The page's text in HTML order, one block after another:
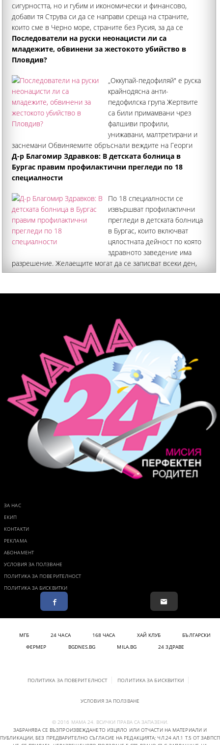
сигурността, но и губим и икономически и финансово,
добави тя Струва си да се направи среща на страните,
които сме в Черно море, страните без Русия, за да се
гарантира сигурността му
Последователи на руски неонацисти ли са
младежите, обвинени за жестокото убийство в
Пловдив?
„Оккупай-педофиляй" е руска
крайнодясна анти-
педофилска група Жертвите
са били примамвани чрез
фалшиви профили,
унижавани, малтретирани и
заснемани Обвиняемите обръснали веждите на Георги
Кузев, рисували свастики по тялото му и гасили фасове в
него Публикации в социалните мрежи свързаха случая с
жестокото нападение над мъж в Пловдив с руското
Д-р Благомир Здравков: В детската болница в
Бургас правим профилактични прегледи по 18
специалности
По 18 специалности се
извършват профилактични
прегледи в детската болница
в Бургас, които включват
цялостната дейност по която
здравното заведение има
разрешение. Желаещите могат да се записват всеки ден,
прегледите са анонсирани до края на месеца, а може и да
Благомир Здравков
ЗА НАС
ЕКИП
КОНТАКТИ
РЕКЛАМА
АБОНАМЕНТ
УСЛОВИЯ ЗА ПОЛЗВАНЕ
ПОЛИТИКА ЗА ПОВЕРИТЕЛНОСТ
ПОЛИТИКА ЗА БИСКВИТКИ
МГБ 24 ЧАСА 168 ЧАСА ХАЙ КЛУБ
БЪЛГАРСКИ
ФЕРМЕР
BGDNES.BG MILA.BG 24 ЗДРАВЕ
ПОЛИТИКА ЗА ПОВЕРИТЕЛНОСТ ПОЛИТИКА ЗА БИСКВИТКИ
УСЛОВИЯ ЗА ПОЛЗВАНЕ
© 2016 МАМА 24. ВСИЧКИ ПРАВА СА ЗАПАЗЕНИ.
ЗАБРАНЯВА СЕ ВЪЗПРОИЗВЕЖДАНЕТО ИЗЦЯЛО ИЛИ ОТЧАСТИ НА МАТЕРИАЛИ И
ПУБЛИКАЦИИ, БЕЗ ПРЕДВАРИТЕЛНО СЪГЛАСИЕ НА РЕДАКЦИЯТА; ЧЛ.24 АЛ.1 Т.5 ОТ ЗАВПСП